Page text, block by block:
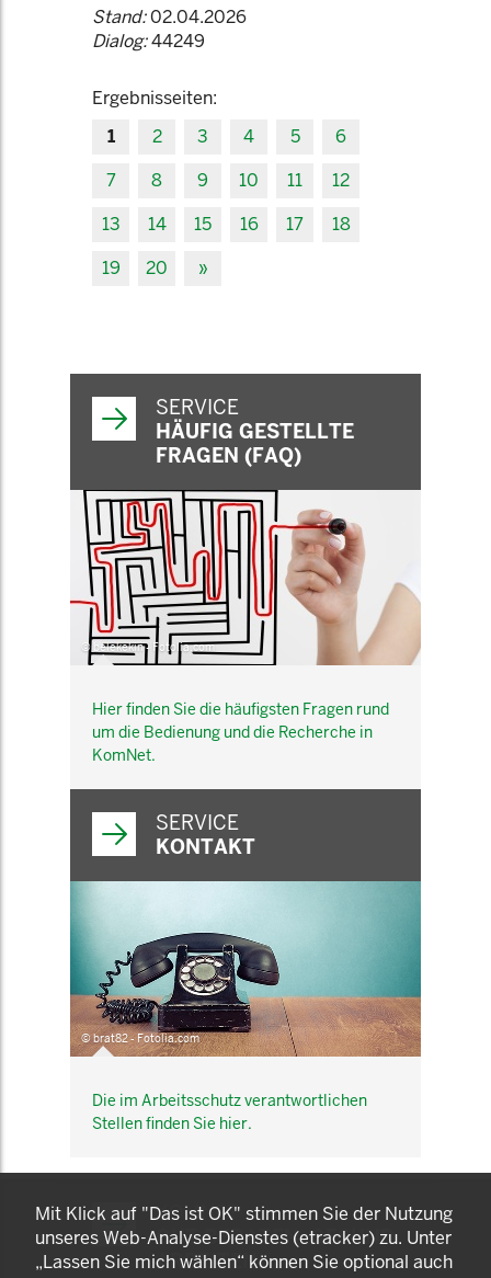
Stand:02.04.2026
Dialog:44249
Ergebnisseiten:
1
2 3 4 5
6
7
8 9 10 11
12
13
14 15 16 17
18
19
20 »
SERVICE
HÄUFIG GESTELLTE
FRAGEN (FAQ)
© belekekin - Fotolia.com
Hier finden Sie die häufigsten Fragen rund
um die Bedienung und die Recherche in
KomNet.
SERVICE
KONTAKT
© brat82 - Fotolia.com
Die im Arbeitsschutz verantwortlichen
Stellen finden Sie hier.
KOMNET
GUT BERATEN. GESUND
ARBEITEN.
Mit Klick auf "Das ist OK" stimmen Sie der Nutzung
unseres Web-Analyse-Dienstes (etracker) zu. Unter
„Lassen Sie mich wählen“ können Sie optional auch